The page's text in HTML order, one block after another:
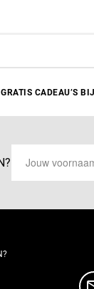
GRATIS CADEAU’S